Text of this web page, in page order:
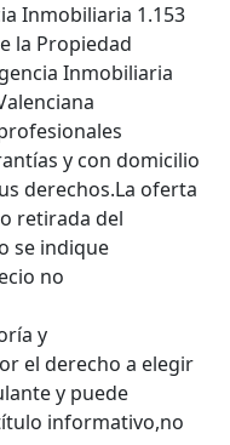
Inmobiliaria 1.153
la Propiedad
Inmobiliaria
y con domicilio
derechos.La oferta
retirada del
se indique
no
y
el derecho a elegir
y puede
informativo,no